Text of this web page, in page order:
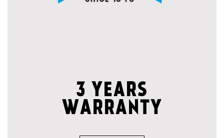
3 YEARS
WARRANTY